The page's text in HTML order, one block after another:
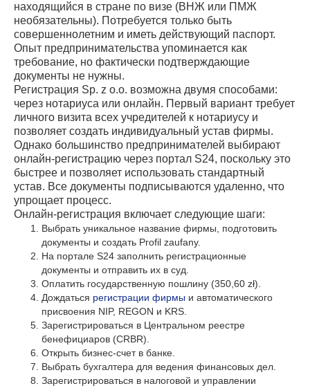
находящийся в стране по визе (ВНЖ или ПМЖ
необязательны). Потребуется только быть
совершеннолетним и иметь действующий паспорт.
Опыт предпринимательства упоминается как
требование, но фактически подтверждающие
документы не нужны.
Регистрация Sp. z o.o. возможна двумя способами:
через нотариуса или онлайн. Первый вариант требует
личного визита всех учредителей к нотариусу и
позволяет создать индивидуальный устав фирмы.
Однако большинство предпринимателей выбирают
онлайн-регистрацию через портал S24, поскольку это
быстрее и позволяет использовать стандартный
устав. Все документы подписываются удаленно, что
упрощает процесс.
Онлайн-регистрация включает следующие шаги:
Выбрать уникальное название фирмы, подготовить
документы и создать Profil zaufany.
На портале S24 заполнить регистрационные
документы и отправить их в суд.
Оплатить государственную пошлину (350,60 zł).
Дождаться регистрации фирмы и автоматического
присвоения NIP, REGON и KRS.
Зарегистрироваться в Центральном реестре
бенефициаров (CRBR).
Открыть бизнес-счет в банке.
Выбрать бухгалтера для ведения финансовых дел.
Зарегистрироваться в налоговой и управлении